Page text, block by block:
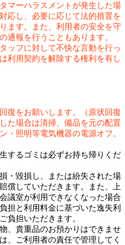
マーハラスメントが発生した場
応し、必要に応じて法的措置を
ます。また、利用者の安全を守
通報を行うこともあります。
ッフに対して不快な言動を行っ
利用契約を解除する権利を有し
復をお願いします。（原状回復
た場合は清掃、備品を元の配置
・照明等電気機器の電源オフ。
するゴミは必ずお持ち帰りくだ
・毀損し、または紛失された場
償していただきます。また、上
議室が利用できなくなった場合
担と利用料金に基づいた逸失利
負担いただきます。
、貴重品のお預かりはできませ
、ご利用者の責任で管理してく